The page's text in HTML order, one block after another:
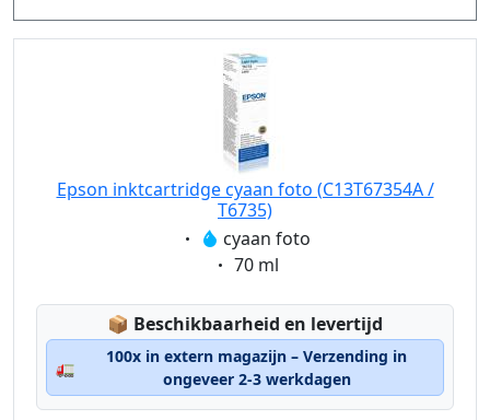
Epson inktcartridge cyaan foto (C13T67354A /
T6735)
Eigenschaft:
cyaan foto
Eigenschaft:
70 ml
📦 Lagerstatus:
Beschikbaarheid en levertijd
🚛
100x in extern magazijn – Verzending in
ongeveer 2-3 werkdagen